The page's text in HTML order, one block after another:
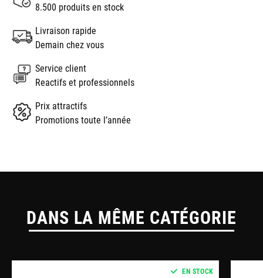
8.500 produits en stock
Livraison rapide
Demain chez vous
Service client
Reactifs et professionnels
Prix attractifs
Promotions toute l’année
DANS LA MÊME CATÉGORIE
EN STOCK